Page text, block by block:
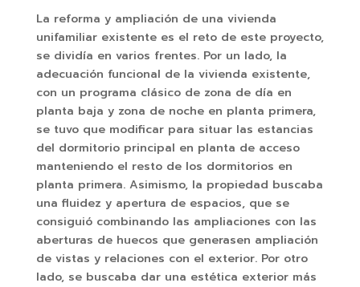
La reforma y ampliación de una vivienda
unifamiliar existente es el reto de este proyecto,
se dividía en varios frentes. Por un lado, la
adecuación funcional de la vivienda existente,
con un programa clásico de zona de día en
planta baja y zona de noche en planta primera,
se tuvo que modificar para situar las estancias
del dormitorio principal en planta de acceso
manteniendo el resto de los dormitorios en
planta primera. Asimismo, la propiedad buscaba
una fluidez y apertura de espacios, que se
consiguió combinando las ampliaciones con las
aberturas de huecos que generasen ampliación
de vistas y relaciones con el exterior. Por otro
lado, se buscaba dar una estética exterior más